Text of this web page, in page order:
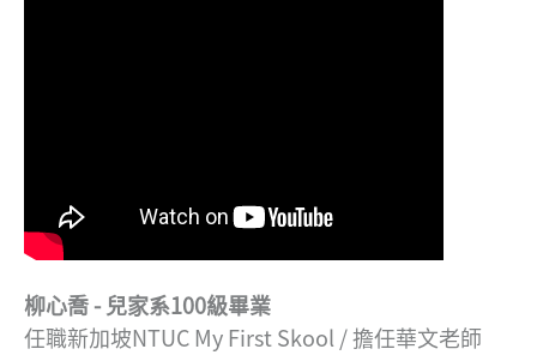
柳心喬 - 兒家系100級畢業
任職新加坡NTUC My First Skool / 擔任華文老師